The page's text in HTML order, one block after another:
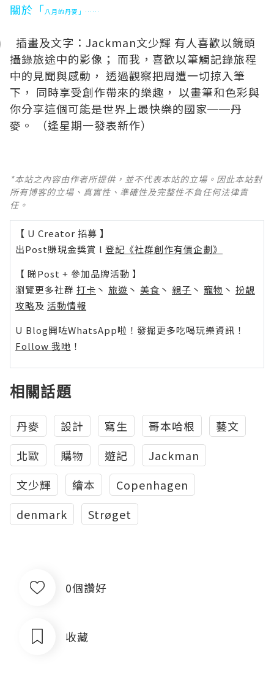
關於「八月的丹麥 」 ……
插畫及文字：Jackman文少輝 有人喜歡以鏡頭
攝錄旅途中的影像 ； 而我，喜歡以筆觸記錄旅程
中的見聞與感動， 透過觀察把周遭一切掠入筆
下， 同時享受創作帶來的樂趣， 以畫筆和色彩與
你分享這個可能是世界上最快樂的國家──丹
麥。
（逢星期一發表新作）
*本站之內容由作者所提供，並不代表本站的立場。因此本站對
所有博客的立場、真實性、準確性及完整性不負任何法律責
任。
【 U Creator 招募 】
出Post賺現金獎賞 l 登記《社群創作有價企劃》
【 睇Post + 參加品牌活動 】
瀏覽更多社群 打卡 丶 旅遊 丶 美食 丶 親子 丶 寵物 丶 扮靚
攻略及 活動情報
U Blog開咗WhatsApp啦！發掘更多吃喝玩樂資訊！
Follow 我哋 ！
相關話題
丹麥 設計 寫生 哥本哈根
藝文
北歐
購物 遊記
Jackman
文少輝
繪本
Copenhagen
denmark
Strøget
0個讚好
收藏